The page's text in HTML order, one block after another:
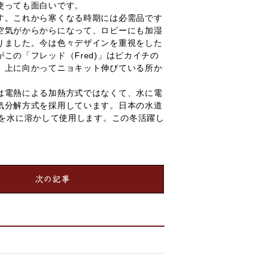
ても面白いです。
。これから寒くなる時期には必需品です
気がからからになって、ロビーにも加湿
ました。今は色々デザインを重視をした
この「フレッド（Fred)」はピカイチの
上に向かってニョキット伸びている所か
電熱による加熱方式ではなくて、水に電
分解方式を採用しています。日本の水道
水に溶かして使用します。この冬活躍し
次の記事